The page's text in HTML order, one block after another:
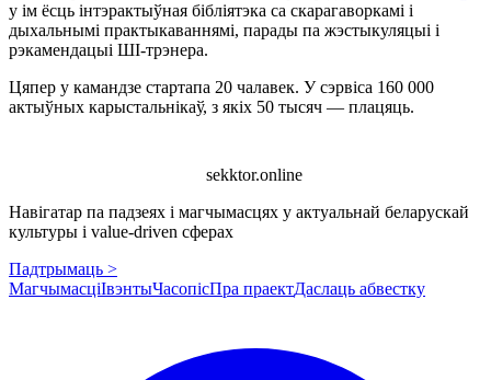
у ім ёсць інтэрактыўная бібліятэка са скарагаворкамі і
дыхальнымі практыкаваннямі, парады па жэстыкуляцыі і
рэкамендацыі ШІ-трэнера.
Цяпер у камандзе стартапа 20 чалавек. У сэрвіса 160 000
актыўных карыстальнікаў, з якіх 50 тысяч — плацяць.
sekktor.online
Навігатар па падзеях і магчымасцях у актуальнай беларускай
культуры і value-driven сферах
Падтрымаць >
МагчымасціІвэнтыЧасопісПра праектДаслаць абвестку